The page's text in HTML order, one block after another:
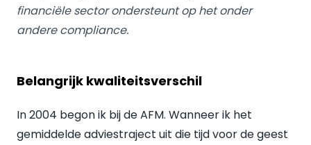
financiële sector ondersteunt op het onder
andere compliance.
Belangrijk kwaliteitsverschil
In 2004 begon ik bij de AFM. Wanneer ik het
gemiddelde adviestraject uit die tijd voor de geest